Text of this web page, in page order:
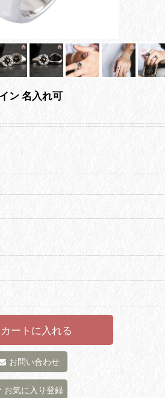
ン 名入れ可
カートに入れる
お問い合わせ
お気に入り登録